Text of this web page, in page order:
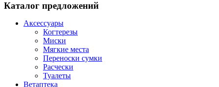
Каталог предложений
Аксессуары
Когтерезы
Миски
Мягкие места
Переноски сумки
Расчески
Туалеты
Ветаптека